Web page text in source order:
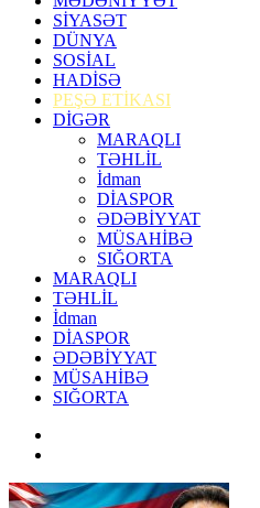
SİYASƏT
DÜNYA
SOSİAL
HADİSƏ
PEŞƏ ETİKASI
DİGƏR
MARAQLI
TƏHLİL
İdman
DİASPOR
ƏDƏBİYYAT
MÜSAHİBƏ
SIĞORTA
MARAQLI
TƏHLİL
İdman
DİASPOR
ƏDƏBİYYAT
MÜSAHİBƏ
SIĞORTA